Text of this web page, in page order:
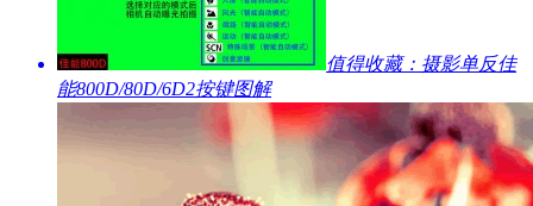
​值得收藏：摄影单反佳
能800D/80D/6D2按键图解